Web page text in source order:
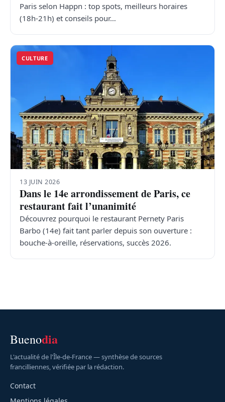
Paris selon Happn : top spots, meilleurs horaires
(18h-21h) et conseils pour…
CULTURE
13 JUIN 2026
Dans le 14e arrondissement de Paris, ce
restaurant fait l’unanimité
Découvrez pourquoi le restaurant Pernety Paris
Barbo (14e) fait tant parler depuis son ouverture :
bouche-à-oreille, réservations, succès 2026.
Buenodia
L'actualité de l'Île-de-France — synthèse de sources
francilliennes, vérifiée par la rédaction.
Contact